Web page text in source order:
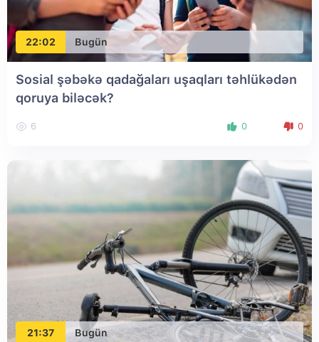
22:02 Bugün
Sosial şəbəkə qadağaları uşaqları təhlükədən
qoruya biləcək?
6 0 0
21:37 Bugün